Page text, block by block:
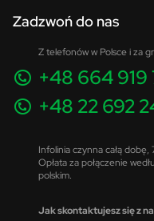
Zadzwoń do nas
Z telefonów w Polsce i za
+48 664 919
+48 22 692
Infolinia czynna całą
Opłata za połączenie
polskim.
Jak skontaktujesz się z